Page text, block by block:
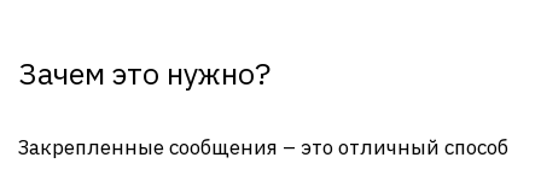
Зачем это нужно?
Закрепленные сообщения – это отличный способ